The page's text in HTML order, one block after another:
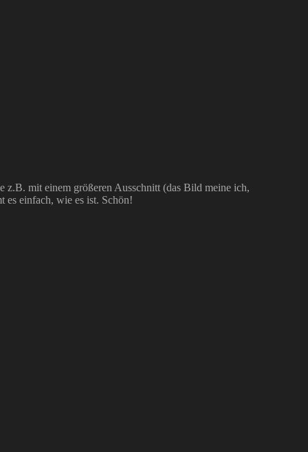
mit einem größeren Ausschnitt (das Bild meine ich,
es einfach, wie es ist. Schön!